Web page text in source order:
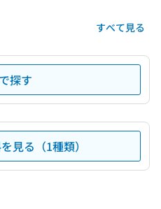
すべて見る
探す
見る（1種類）